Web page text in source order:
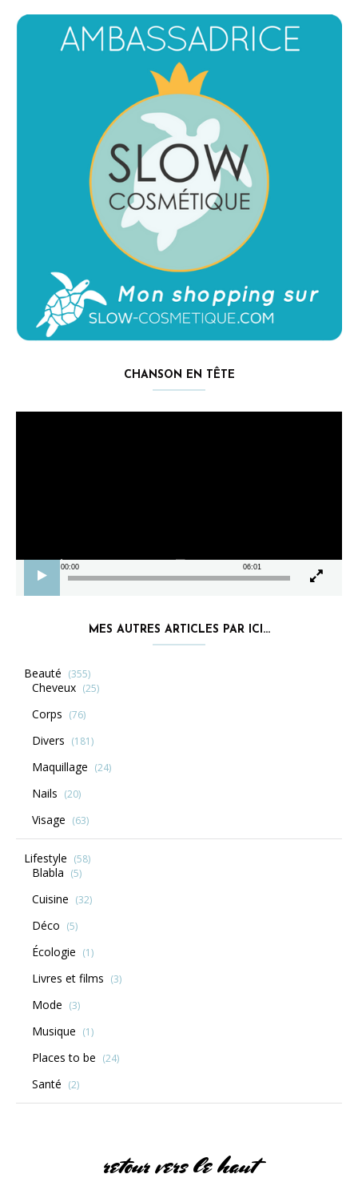
CHANSON EN TÊTE
00:00 06:01
MES AUTRES ARTICLES PAR ICI…
Beauté (355)
Cheveux (25)
Corps (76)
Divers (181)
Maquillage (24)
Nails (20)
Visage (63)
Lifestyle (58)
Blabla (5)
Cuisine (32)
Déco (5)
Écologie (1)
Livres et films (3)
Mode (3)
Musique (1)
Places to be (24)
Santé (2)
retour vers le haut